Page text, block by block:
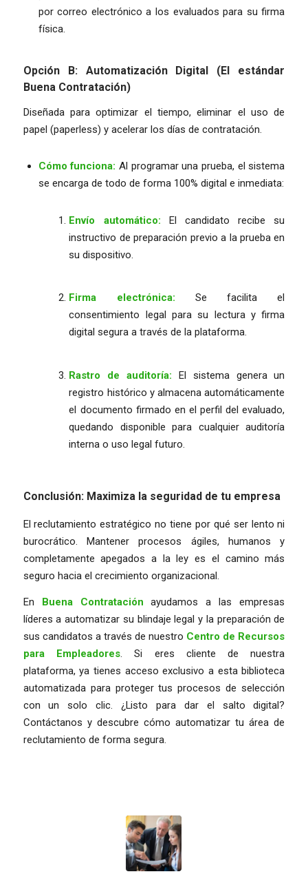
por correo electrónico a los evaluados para su firma
física.
Opción B: Automatización Digital (El estándar
Buena Contratación)
Diseñada para optimizar el tiempo, eliminar el uso de
papel (paperless) y acelerar los días de contratación.
Cómo funciona: Al programar una prueba, el sistema
se encarga de todo de forma 100% digital e inmediata:
Envío automático: El candidato recibe su
instructivo de preparación previo a la prueba en
su dispositivo.
Firma electrónica: Se facilita el
consentimiento legal para su lectura y firma
digital segura a través de la plataforma.
Rastro de auditoría: El sistema genera un
registro histórico y almacena automáticamente
el documento firmado en el perfil del evaluado,
quedando disponible para cualquier auditoría
interna o uso legal futuro.
Conclusión: Maximiza la seguridad de tu empresa
El reclutamiento estratégico no tiene por qué ser lento ni
burocrático. Mantener procesos ágiles, humanos y
completamente apegados a la ley es el camino más
seguro hacia el crecimiento organizacional.
En Buena Contratación ayudamos a las empresas
líderes a automatizar su blindaje legal y la preparación de
sus candidatos a través de nuestro Centro de Recursos
para Empleadores. Si eres cliente de nuestra
plataforma, ya tienes acceso exclusivo a esta biblioteca
automatizada para proteger tus procesos de selección
con un solo clic. ¿Listo para dar el salto digital?
Contáctanos y descubre cómo automatizar tu área de
reclutamiento de forma segura.